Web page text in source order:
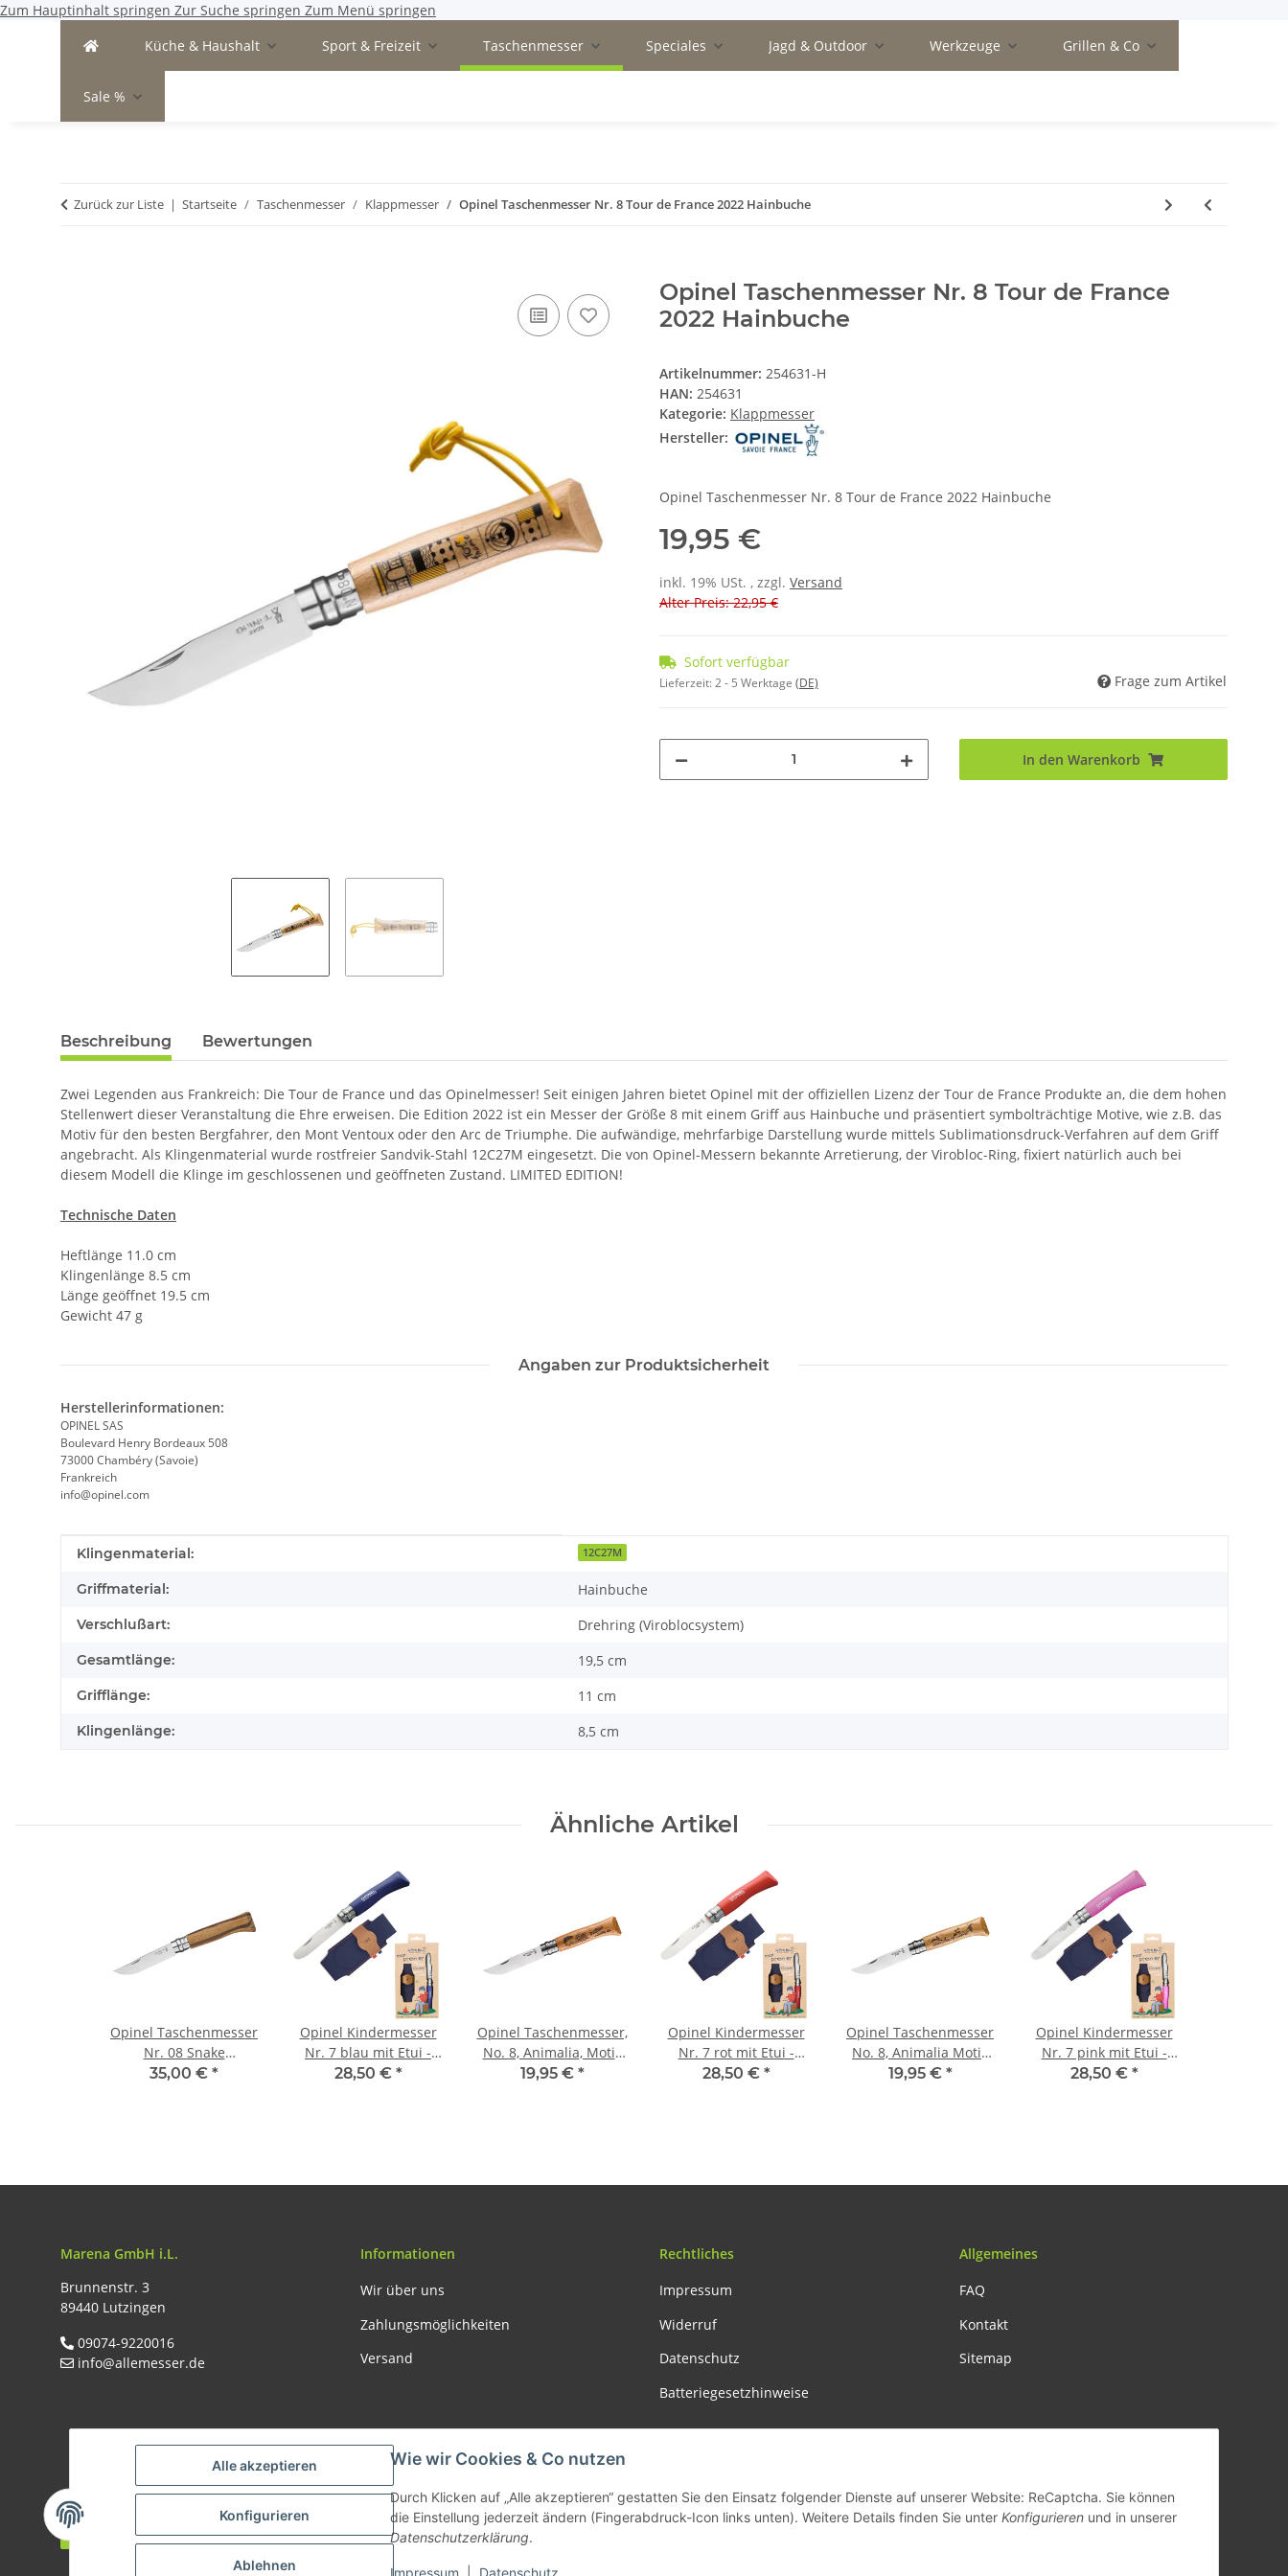
Zum Hauptinhalt springen Zur Suche springen Zum Menü springen
Alle akzeptieren
Konfigurieren
Ablehnen
Wie wir Cookies & Co nutzen
Durch Klicken auf „Alle akzeptieren“ gestatten Sie den Einsatz folgender Dienste auf unserer Website: ReCaptcha. Sie können
die Einstellung jederzeit ändern (Fingerabdruck-Icon links unten). Weitere Details finden Sie unter Konfigurieren und in unserer
Datenschutzerklärung.
Küche & Haushalt Sport & Freizeit Taschenmesser Speciales Jagd & Outdoor Werkzeuge Grillen & Co
Sale %
Zurück zur Liste Startseite Taschenmesser Klappmesser Opinel Taschenmesser Nr. 8 Tour de France 2022 Hainbuche
Opinel Taschenmesser Nr. 8 Tour de France
2022 Hainbuche
Artikelnummer: 254631-H
HAN: 254631
Kategorie: Klappmesser
Hersteller:
Opinel Taschenmesser Nr. 8 Tour de France 2022 Hainbuche
19,95 €
inkl. 19% USt. , zzgl. Versand
Alter Preis: 22,95 €
Sofort verfügbar
Lieferzeit:2 - 5 Werktage (DE) Frage zum Artikel
In den Warenkorb
Beschreibung Bewertungen
Zwei Legenden aus Frankreich: Die Tour de France und das Opinelmesser! Seit einigen Jahren bietet Opinel mit der offiziellen Lizenz der Tour de France Produkte an, die dem hohen
Stellenwert dieser Veranstaltung die Ehre erweisen. Die Edition 2022 ist ein Messer der Größe 8 mit einem Griff aus Hainbuche und präsentiert symbolträchtige Motive, wie z.B. das
Motiv für den besten Bergfahrer, den Mont Ventoux oder den Arc de Triumphe. Die aufwändige, mehrfarbige Darstellung wurde mittels Sublimationsdruck-Verfahren auf dem Griff
angebracht. Als Klingenmaterial wurde rostfreier Sandvik-Stahl 12C27M eingesetzt. Die von Opinel-Messern bekannte Arretierung, der Virobloc-Ring, fixiert natürlich auch bei
diesem Modell die Klinge im geschlossenen und geöffneten Zustand. LIMITED EDITION!
Technische Daten
Heftlänge 11.0 cm
Klingenlänge 8.5 cm
Länge geöffnet 19.5 cm
Gewicht 47 g
Angaben zur Produktsicherheit
Herstellerinformationen:
OPINEL SAS
Boulevard Henry Bordeaux 508
73000 Chambéry (Savoie)
Frankreich
info@opinel.com
Produkteigenschaft
Wert
Klingenmaterial: 12C27M
Griffmaterial: Hainbuche
Verschlußart: Drehring (Viroblocsystem)
Gesamtlänge: 19,5 cm
Grifflänge: 11 cm
Klingenlänge: 8,5 cm
Ähnliche Artikel
Opinel Taschenmesser
Nr. 08 Snake
Schlangenholz
35,00 € *
Opinel Kindermesser
Nr. 7 blau mit Etui -
Taschenmesser-Set
28,50 € *
Opinel Taschenmesser,
No. 8, Animalia, Motiv
Fisch Eichenholz-Griff
19,95 € *
Opinel Kindermesser
Nr. 7 rot mit Etui -
Taschenmesser-Set
28,50 € *
Opinel Taschenmesser
No. 8, Animalia Motiv
Hase Eichenholz-Griff
19,95 € *
Opinel Kindermesser
Nr. 7 pink mit Etui -
Taschenmesser-Set
28,50 € *
Marena GmbH i.L.
Brunnenstr. 3
89440 Lutzingen
09074-9220016
info@allemesser.de
Informationen
Wir über uns
Zahlungsmöglichkeiten
Versand
Rechtliches
Impressum
Widerruf
Datenschutz
Batteriegesetzhinweise
Allgemeines
FAQ
Kontakt
Sitemap
Vertrag widerrufen
Vertrag widerrufen